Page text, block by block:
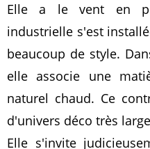
Elle a le vent en
industrielle s'est
beaucoup de style.
elle associe une
naturel chaud. Ce
d'univers déco très
Elle s'invite